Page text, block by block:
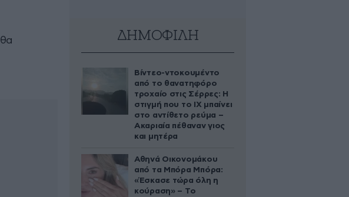
ΔΗΜΟΦΙΛΗ
Βίντεο-ντοκουμέντο
από το θανατηφόρο
τροχαίο στις Σέρρες: Η
στιγμή που το ΙΧ μπαίνει
στο αντίθετο ρεύμα –
Ακαριαία πέθαναν γιος
και μητέρα
Αθηνά Οικονομάκου
από τα Μπόρα Μπόρα:
«Έσκασε τώρα όλη η
κούραση» – Το